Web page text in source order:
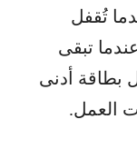
تُقفل
تبقى
بطاقة أدنى
العمل.